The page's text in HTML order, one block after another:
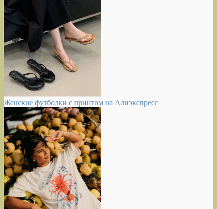
Женские футболки с принтом на Алиэкспресс